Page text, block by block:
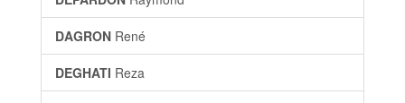
DAGRON René
DEGHATI Reza